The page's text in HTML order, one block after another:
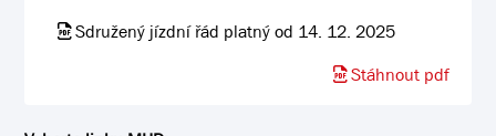
Sdružený jízdní řád platný od 14. 12. 2025
Stáhnout pdf